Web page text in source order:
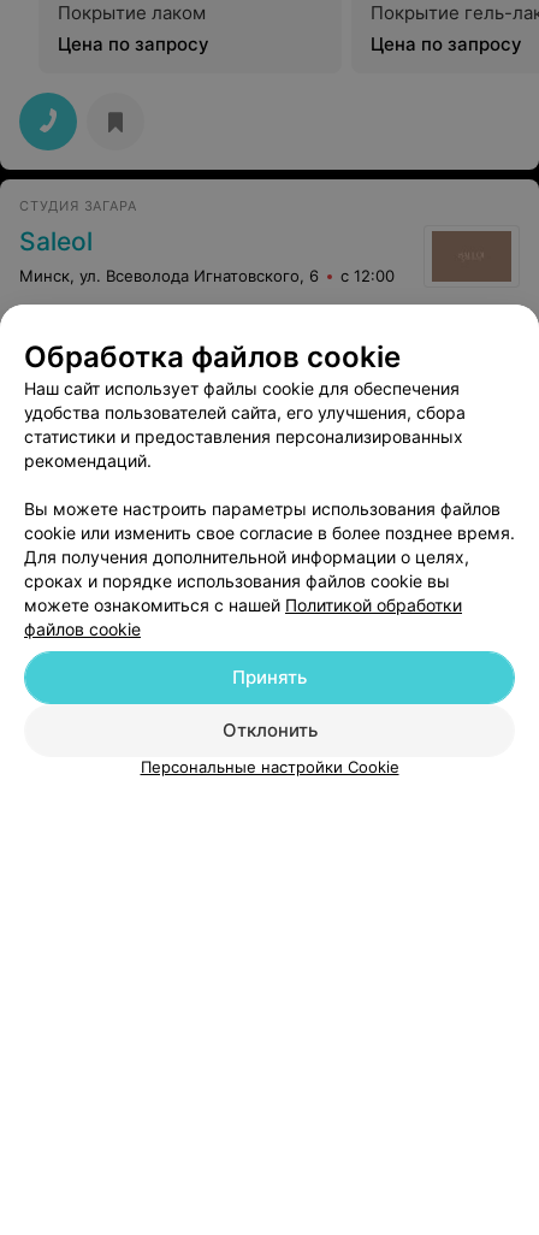
Покрытие лаком
Цена по запросу
Покрытие гель-
Цена по запросу
СТУДИЯ ЗАГАРА
Saleol
Минск, ул. Всеволода Игнатовского, 6 с 12:00
ПАРИКМАХЕРСКАЯ
Вуаль
Добавить компанию
Обработка файлов cookie
Наш сайт использует файлы cookie для обеспечения
удобства пользователей сайта, его улучшения, сбора
статистики и предоставления персонализированных
рекомендаций.
Вы можете настроить параметры использования файлов
cookie или изменить свое согласие в более позднее время.
Для получения дополнительной информации о целях,
сроках и порядке использования файлов cookie вы
можете ознакомиться с нашей Политикой обработки
файлов cookie
Отклонить
Принять
Персональные настройки Cookie